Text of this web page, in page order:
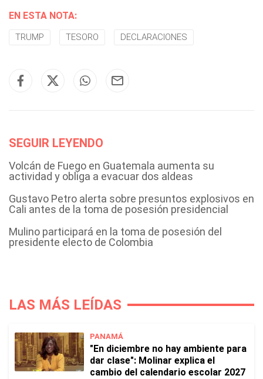
EN ESTA NOTA:
TRUMP TESORO DECLARACIONES
SEGUIR LEYENDO
Volcán de Fuego en Guatemala aumenta su
actividad y obliga a evacuar dos aldeas
Gustavo Petro alerta sobre presuntos explosivos en
Cali antes de la toma de posesión presidencial
Mulino participará en la toma de posesión del
presidente electo de Colombia
LAS MÁS LEÍDAS
PANAMÁ
"En diciembre no hay ambiente para
dar clase": Molinar explica el
cambio del calendario escolar 2027